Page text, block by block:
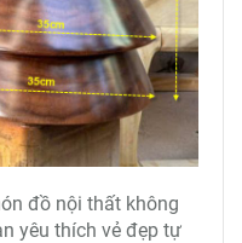
đồ nội thất không
yêu thích vẻ đẹp tự